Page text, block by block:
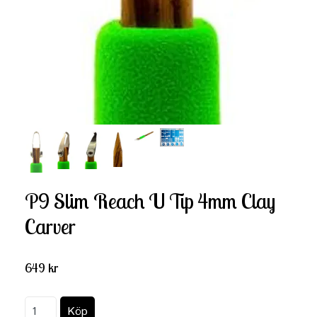
P9 Slim Reach U Tip 4mm Clay
Carver
649 kr